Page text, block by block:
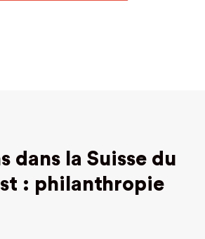
dans la Suisse du
: philanthropie